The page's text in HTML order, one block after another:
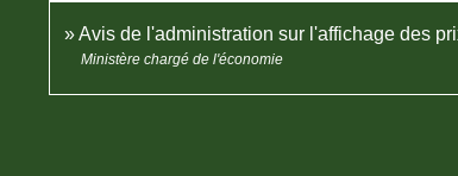
Avis de l'administration sur l'affichage des
Ministère chargé de l'économie